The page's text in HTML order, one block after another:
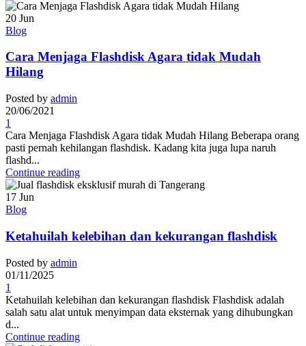
20 Jun
Blog
Cara Menjaga Flashdisk Agara tidak Mudah
Hilang
Posted by admin
20/06/2021
1
Cara Menjaga Flashdisk Agara tidak Mudah Hilang Beberapa orang
pasti pernah kehilangan flashdisk. Kadang kita juga lupa naruh
flashd...
Continue reading
17 Jun
Blog
Ketahuilah kelebihan dan kekurangan flashdisk
Posted by admin
01/11/2025
1
Ketahuilah kelebihan dan kekurangan flashdisk Flashdisk adalah
salah satu alat untuk menyimpan data eksternak yang dihubungkan
d...
Continue reading